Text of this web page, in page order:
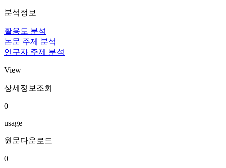
분석정보
활용도 분석
논문 주제 분석
연구자 주제 분석
View
상세정보조회
0
usage
원문다운로드
0